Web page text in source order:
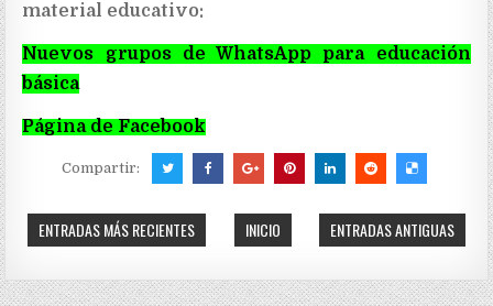
material educativo:
Nuevos grupos de WhatsApp para educación
básica
Página de Facebook
Compartir:
ENTRADAS MÁS RECIENTES ENTRADAS ANTIGUAS
INICIO